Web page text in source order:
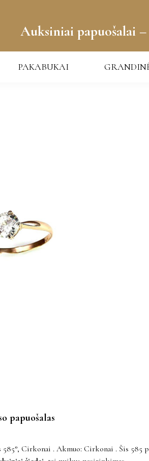
Auksiniai papuošalai
PAKABUKAI
papuošalas
585°, Cirkonai . Akmuo: Cirkonai . Šis